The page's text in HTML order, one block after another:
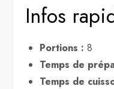
Infos
Portions : 8
Temps de
Temps de